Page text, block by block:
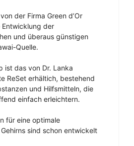
der Firma Green d’Or
der
und überaus günstigen
Quelle.
ist das von Dr. Lanka
ReSet erhältich, bestehend
und Hilfsmitteln, die
einfach erleichtern.
für eine optimale
sind schon entwickelt